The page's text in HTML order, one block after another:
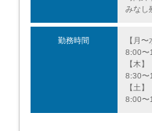
みなし
勤務時間
【月〜
8:00〜
【木】
8:30〜
【土】
8:00〜